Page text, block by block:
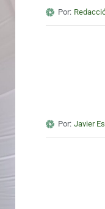
Por:
Por: Javier